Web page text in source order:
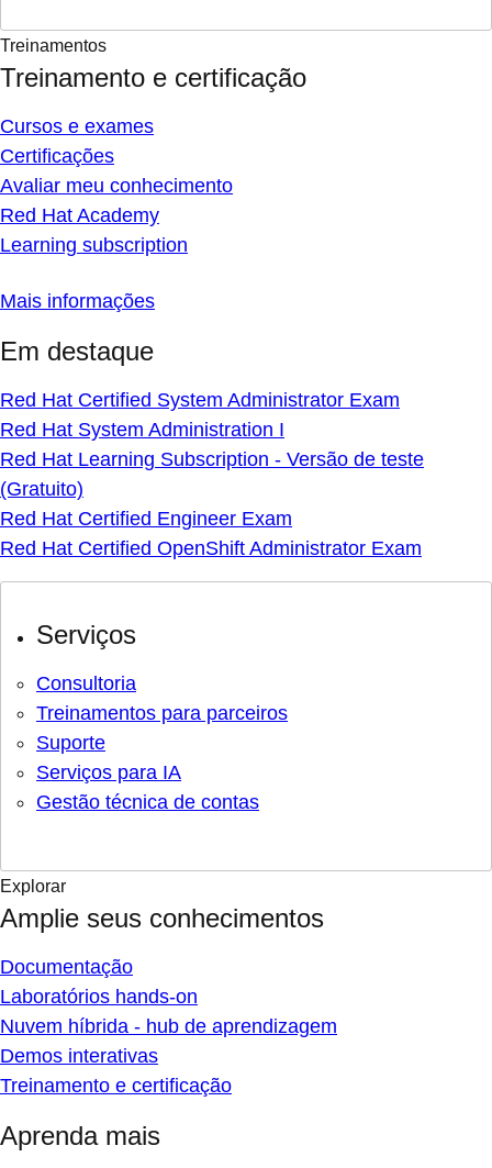
Treinamentos
Treinamento e certificação
Cursos e exames
Certificações
Avaliar meu conhecimento
Red Hat Academy
Learning subscription
Mais informações
Em destaque
Red Hat Certified System Administrator Exam
Red Hat System Administration I
Red Hat Learning Subscription - Versão de teste
(Gratuito)
Red Hat Certified Engineer Exam
Red Hat Certified OpenShift Administrator Exam
Serviços
Consultoria
Treinamentos para parceiros
Suporte
Serviços para IA
Gestão técnica de contas
Explorar
Amplie seus conhecimentos
Documentação
Laboratórios hands-on
Nuvem híbrida - hub de aprendizagem
Demos interativas
Treinamento e certificação
Aprenda mais